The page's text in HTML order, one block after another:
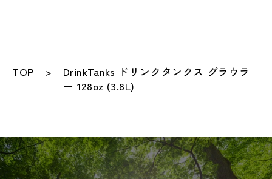
TOP
DrinkTanks ドリンクタンクス グラウラ
ー 128oz (3.8L)